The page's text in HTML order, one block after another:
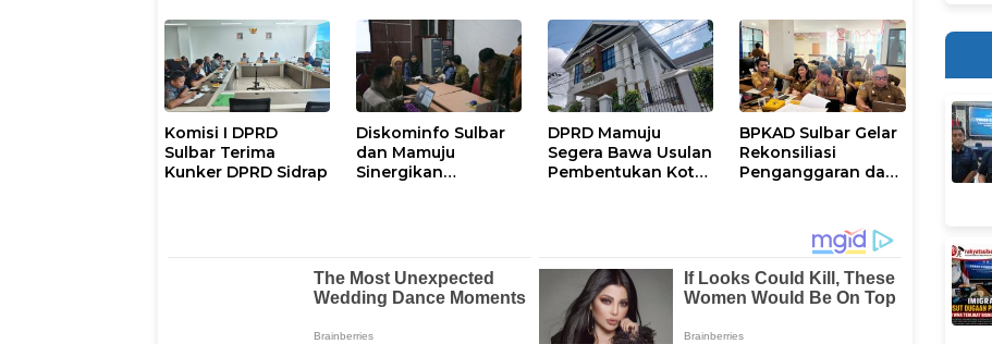
Program
Sebagai Pijakan
Program
Nasional
Komisi I DPRD
Sulbar Terima
Kunker DPRD Sidrap
Diskominfo Sulbar
dan Mamuju
Sinergikan
DPRD Mamuju
Segera Bawa Usulan
Pembentukan Kota
BPKAD Sulbar Gelar
Rekonsiliasi
Penganggaran dan